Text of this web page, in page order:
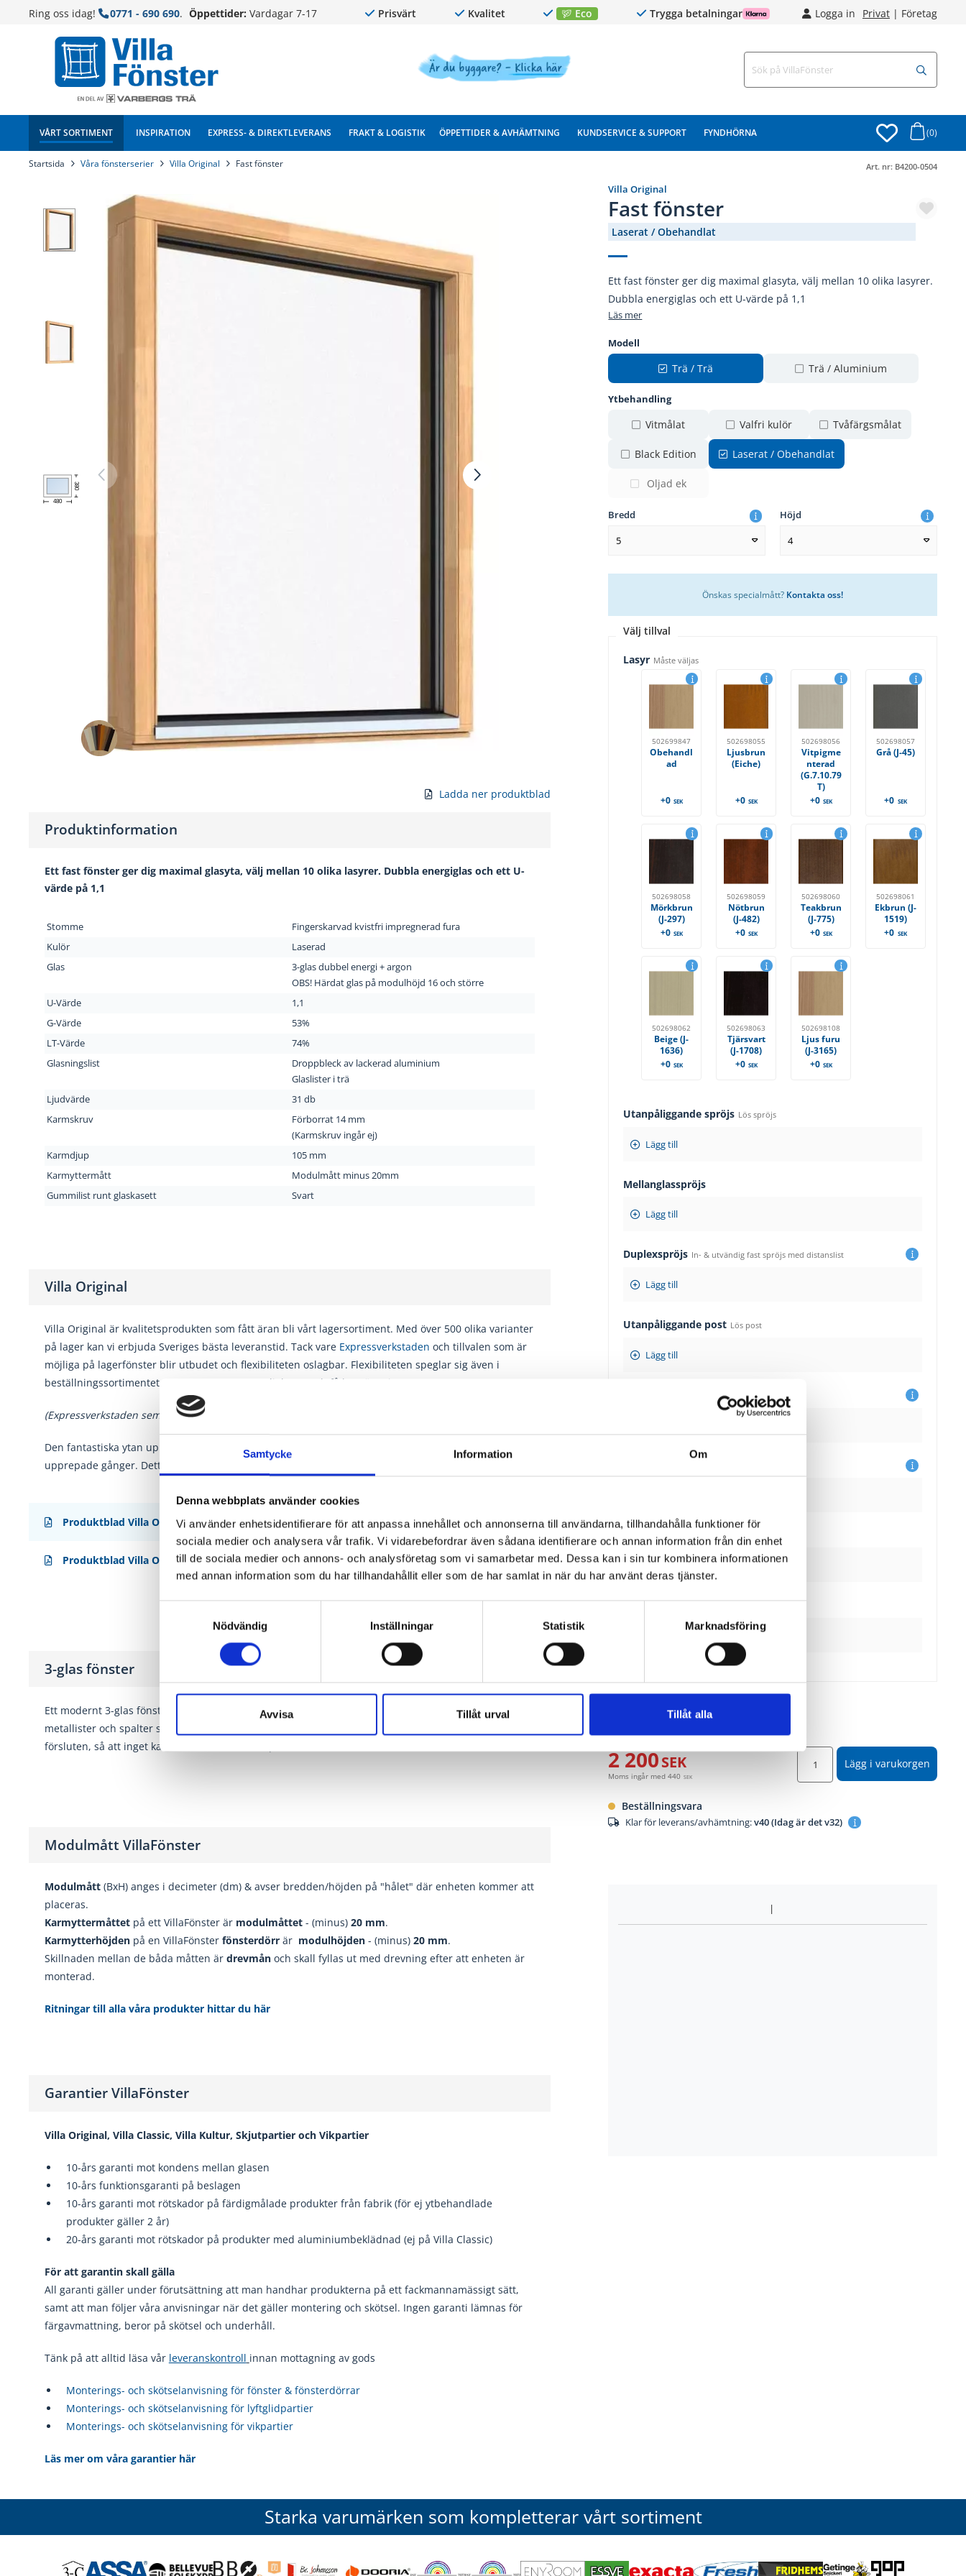
Samtycke Information Om
Denna webbplats använder cookies
Vi använder enhetsidentifierare för att anpassa innehållet och annonserna till användarna, tillhandahålla funktioner för
sociala medier och analysera vår trafik. Vi vidarebefordrar även sådana identifierare och annan information från din enhet
till de sociala medier och annons- och analysföretag som vi samarbetar med. Dessa kan i sin tur kombinera informationen
med annan information som du har tillhandahållit eller som de har samlat in när du har använt deras tjänster.
Nödvändig
Inställningar Statistik Marknadsföring
Avvisa Tillåt urval Tillåt alla
Ring oss idag! 0771 - 690 690. Öppettider: Vardagar 7-17 Prisvärt Kvalitet Eco Trygga betalningar Logga in Privat| Företag
VÅRT SORTIMENT INSPIRATION EXPRESS- & DIREKTLEVERANS FRAKT & LOGISTIK ÖPPETTIDER & AVHÄMTNING KUNDSERVICE & SUPPORT FYNDHÖRNA (0)
Startsida Våra fönsterserier Villa Original Fast fönster
480
380
Art. nr: B4200-0504
Villa Original
Fast fönster
Laserat / Obehandlat
Ett fast fönster ger dig maximal glasyta, välj mellan 10 olika lasyrer.
Dubbla energiglas och ett U-värde på 1,1
Läs mer
Modell
Trä / Trä Trä / Aluminium
Ytbehandling
Vitmålat Valfri kulör Tvåfärgsmålat
Black Edition Laserat / Obehandlat
Oljad ek
Bredd
5
Höjd
4
Önskas specialmått? Kontakta oss!
Välj tillval
Lasyr Måste väljas
502699847
Obehandl
ad
+0 SEK
502698055
Ljusbrun
(Eiche)
+0 SEK
502698056
Vitpigme
nterad
(G.7.10.79
T)
+0 SEK
502698057
Grå (J-45)
+0 SEK
502698058
Mörkbrun
(J-297)
+0 SEK
502698059
Nötbrun
(J-482)
+0 SEK
502698060
Teakbrun
(J-775)
+0 SEK
502698061
Ekbrun (J-
1519)
+0 SEK
502698062
Beige (J-
1636)
+0 SEK
502698063
Tjärsvart
(J-1708)
+0 SEK
502698108
Ljus furu
(J-3165)
+0 SEK
Utanpåliggande spröjs Lös spröjs
Lägg till
Mellanglasspröjs
Lägg till
Duplexspröjs In- & utvändig fast spröjs med distanslist
Lägg till
Utanpåliggande post Lös post
Lägg till
Fast post
Lägg till
Solskydd
Lägg i varukorgen
2 200SEK
Moms ingår med440 SEK
Beställningsvara
Klar för leverans/avhämtning:v40 (Idag är det v32)
Ladda ner produktblad
Produktinformation
Ett fast fönster ger dig maximal glasyta, välj mellan 10 olika lasyrer. Dubbla energiglas och ett U-
värde på 1,1
Stomme
Fingerskarvad kvistfri impregnerad fura
Kulör
Laserad
Glas
3-glas dubbel energi + argon
OBS! Härdat glas på modulhöjd 16 och större
U-Värde
1,1
G-Värde
53%
LT-Värde
74%
Glasningslist
Droppbleck av lackerad aluminium
Glaslister i trä
Ljudvärde
31 db
Karmskruv
Förborrat 14 mm
(Karmskruv ingår ej)
Karmdjup
105 mm
Karmyttermått
Modulmått minus 20mm
Gummilist runt glaskasett
Svart
Villa Original
Villa Original är kvalitetsprodukten som fått äran bli vårt lagersortiment. Med över 500 olika varianter
på lager kan vi erbjuda Sveriges bästa leveranstid. Tack vare Expressverkstaden och tillvalen som är
möjliga på lagerfönster blir utbudet och flexibiliteten oslagbar. Flexibiliteten speglar sig även i
beställningssortimentet, här finns enorma möjligheter och få begränsningar.
(Expressverkstaden semesterstängd v. 29-32)
Den fantastiska ytan uppnås genom en unik process där träprofilerna slipas, spacklas och
målas
upprepade gånger. Detta resulterar i
branschens bästa finish!
Produktblad Villa Original
Produktblad Villa Original (inåtgående)
3-glas fönster
Ett modernt 3-glas fönster har tre tätt sammanfogade isoler-glasrutor
. Mellan glasrutorna finns
metallister och spalter som ger utmärkt isolering och hög energieffektivitet. Hela isolerrutan är
försluten, så att inget kan smita in eller ut ur spalterna.
Modulmått VillaFönster
Modulmått(BxH) anges i decimeter (dm) & avser bredden/höjden på "hålet" där enheten kommer att
placeras.
Karmyttermåttet på ett VillaFönster är modulmåttet- (minus) 20 mm.
Karmytterhöjden på en VillaFönster fönsterdörrär modulhöjden - (minus) 20 mm.
Skillnaden mellan de båda måtten är drevmånoch skall fyllas ut med drevning efter att enheten är
monterad.
Ritningar till alla våra produkter hittar du här
Garantier VillaFönster
Villa Original, Villa Classic, Villa Kultur, Skjutpartier och Vikpartier
10-års garanti mot kondens mellan glasen
10-års funktionsgaranti på beslagen
10-års garanti mot rötskador på färdigmålade produkter från fabrik (för ej ytbehandlade
produkter gäller 2 år)
20-års garanti mot rötskador på produkter med aluminiumbeklädnad (ej på Villa Classic)
För att garantin skall gälla
All garanti gäller under förutsättning att man handhar produkterna på ett fackmannamässigt sätt,
samt att man följer våra anvisningar när det gäller montering och skötsel. Ingen garanti lämnas för
färgavmattning, beror på skötsel och underhåll.
Tänk på att alltid läsa vår leveranskontroll innan mottagning av gods
Monterings- och skötselanvisning för fönster & fönsterdörrar
Monterings- och skötselanvisning för lyftglidpartier
Monterings- och skötselanvisning för vikpartier
Läs mer om våra garantier här
Starka varumärken som kompletterar vårt sortiment